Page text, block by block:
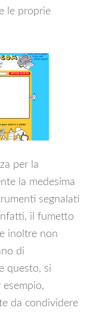
le proprie
per la
la medesima
segnalati
il fumetto
inoltre non
di
questo, si
da condividere